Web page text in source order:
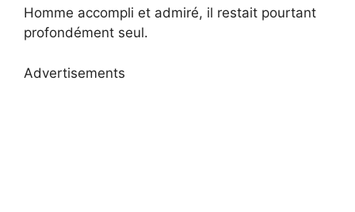
Homme accompli et admiré, il restait pourtant
profondément seul.
Advertisements